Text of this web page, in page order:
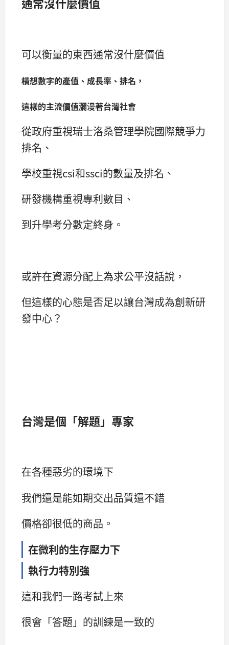
可以衡量的東西通常沒什麼價值
橫想數字的產值、成長率、排名，
這樣的主流價值瀰漫著台灣社會
從政府重視瑞士洛桑管理學院國際競爭力
排名、
學校重視csi和ssci的數量及排名、
研發機構重視專利數目、
到升學考分數定終身。
或許在資源分配上為求公平沒話說，
但這樣的心態是否足以讓台灣成為創新研
發中心？
台灣是個「解題」專家
在各種惡劣的環境下
我們還是能如期交出品質還不錯
價格卻很低的商品。
在微利的生存壓力下
執行力特別強
這和我們一路考試上來
很會「答題」的訓練是一致的